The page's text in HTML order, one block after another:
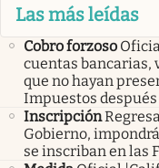
Las más leídas
Cobro forzoso
cuentas bancarias,
que no hayan
Impuestos
Inscripción
Gobierno,
se inscriban en las